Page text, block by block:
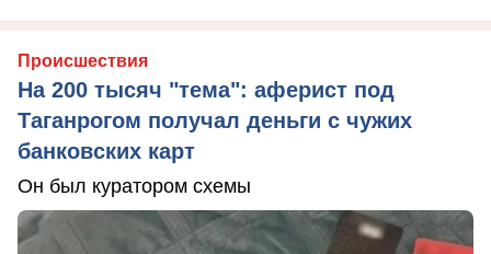
Происшествия
На 200 тысяч "тема": аферист под
Таганрогом получал деньги с чужих
банковских карт
Он был куратором схемы